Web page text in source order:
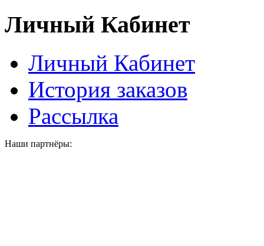
Личный Кабинет
Личный Кабинет
История заказов
Рассылка
Наши партнёры: